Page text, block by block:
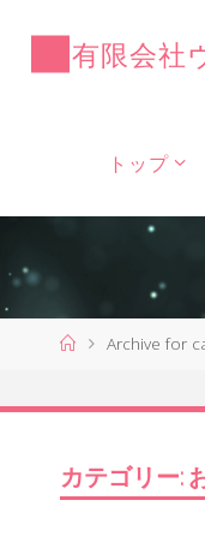
キ
プ
有限会社
トップ
ホ
Archive for
カテゴリー: